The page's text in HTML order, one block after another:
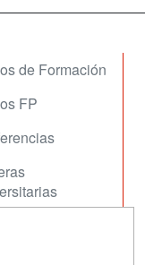
de Formación
FP